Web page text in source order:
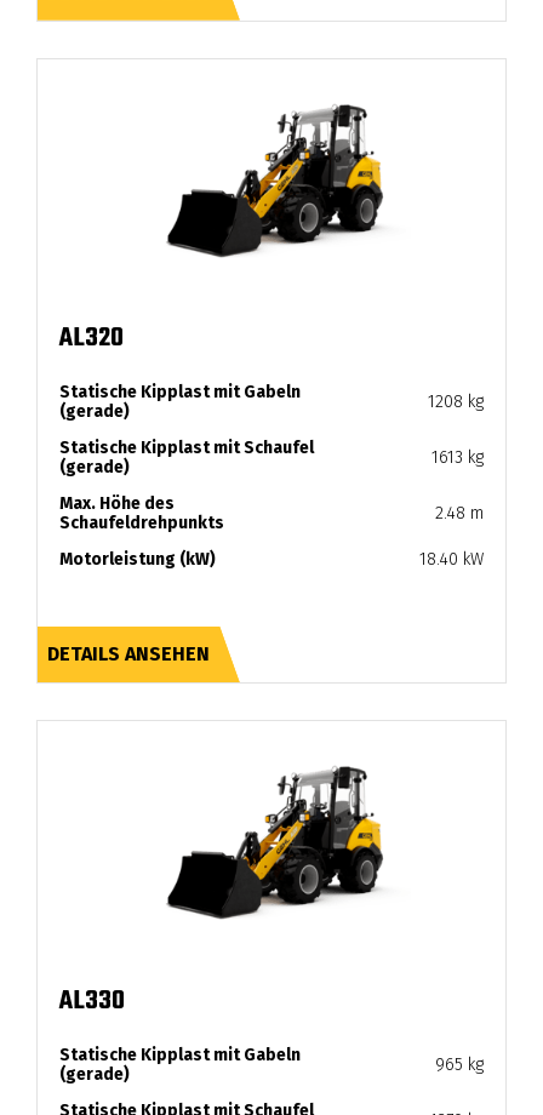
AL320
Statische Kipplast mit Gabeln
(gerade)
1208 kg
Statische Kipplast mit Schaufel
(gerade)
1613 kg
Max. Höhe des
Schaufeldrehpunkts
2.48 m
Motorleistung (kW) 18.40 kW
DETAILS ANSEHEN
AL330
Statische Kipplast mit Gabeln
(gerade)
965 kg
Statische Kipplast mit Schaufel